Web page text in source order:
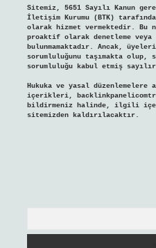
Sitemiz, 5651 Sayılı Kanun
İletişim Kurumu (BTK)
olarak hizmet vermektedir.
proaktif olarak denetleme veya
bulunmamaktadır. Ancak,
sorumluluğunu taşımakta olup,
sorumluluğu kabul etmiş
Hukuka ve yasal düzenlemelere
içerikleri,
bildirmeniz halinde, ilgili
sitemizden kaldırılacaktır.